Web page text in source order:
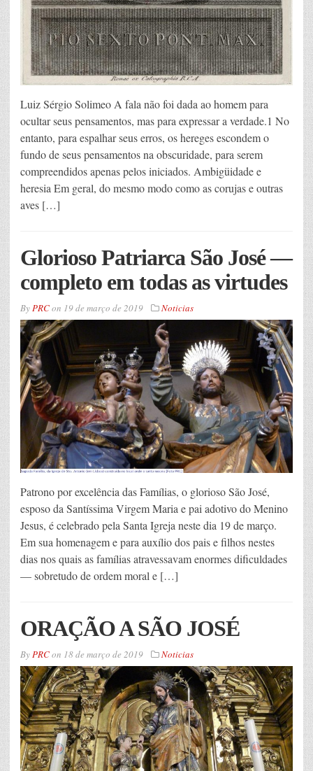
Luiz Sérgio Solimeo A fala não foi dada ao homem para
ocultar seus pensamentos, mas para expressar a verdade.1 No
entanto, para espalhar seus erros, os hereges escondem o
fundo de seus pensamentos na obscuridade, para serem
compreendidos apenas pelos iniciados. Ambigüidade e
heresia Em geral, do mesmo modo como as corujas e outras
aves […]
Glorioso Patriarca São José —
completo em todas as virtudes
ByPRCon 19 de março de 2019 Noticias
Patrono por excelência das Famílias, o glorioso São José,
esposo da Santíssima Virgem Maria e pai adotivo do Menino
Jesus, é celebrado pela Santa Igreja neste dia 19 de março.
Em sua homenagem e para auxílio dos pais e filhos nestes
dias nos quais as famílias atravessavam enormes dificuldades
— sobretudo de ordem moral e […]
ORAÇÃO A SÃO JOSÉ
ByPRCon 18 de março de 2019 Noticias